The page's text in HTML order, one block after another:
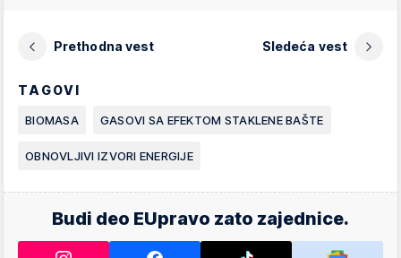
Prethodna vest Sledeća vest
TAGOVI
BIOMASA GASOVI SA EFEKTOM STAKLENE BAŠTE
OBNOVLJIVI IZVORI ENERGIJE
Budi deo EUpravo zato zajednice.